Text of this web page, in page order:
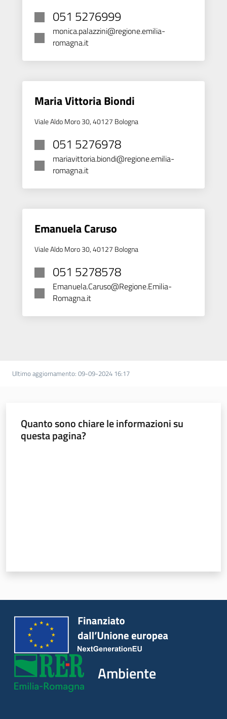
051 5276999
monica.palazzini@regione.emilia-
romagna.it
Maria Vittoria Biondi
Viale Aldo Moro 30, 40127 Bologna
051 5276978
mariavittoria.biondi@regione.emilia-
romagna.it
Emanuela Caruso
Viale Aldo Moro 30, 40127 Bologna
051 5278578
Emanuela.Caruso@Regione.Emilia-
Romagna.it
Ultimo aggiornamento: 09-09-2024 16:17
Quanto sono chiare le informazioni su
questa pagina?
Ambiente